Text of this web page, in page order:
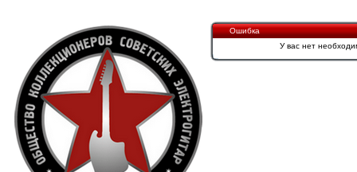
Ошибка
У вас нет